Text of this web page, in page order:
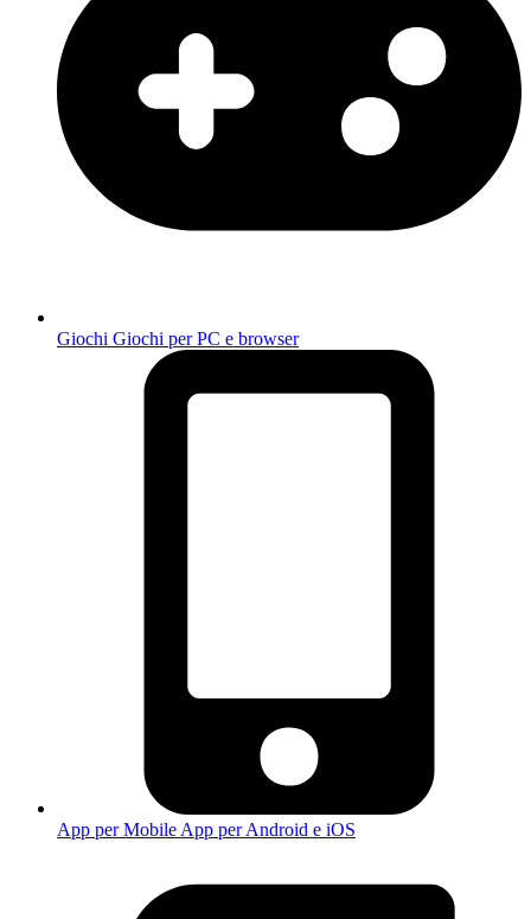
Giochi Giochi per PC e browser
App per Mobile App per Android e iOS